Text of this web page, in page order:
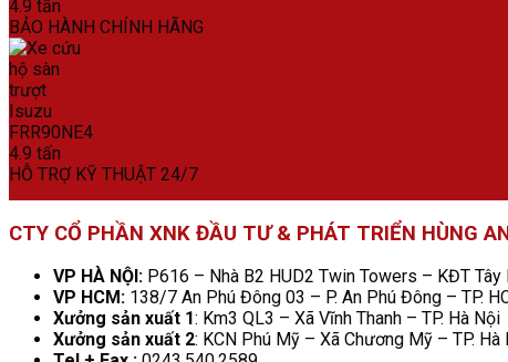
BẢO HÀNH CHÍNH HÃNG
HỖ TRỢ KỸ THUẬT 24/7
CTY CỔ PHẦN XNK ĐẦU TƯ & PHÁT TRIỂN HÙNG
VP HÀ NỘI: P616 – Nhà B2 HUD2 Twin Towers – KĐT
VP HCM: 138/7 An Phú Đông 03 – P. An Phú Đông – TP.
Xưởng sản xuất 1: Km3 QL3 – Xã Vĩnh Thanh – TP. Hà Nội
Xưởng sản xuất 2: KCN Phú Mỹ – Xã Chương Mỹ – TP. Hà